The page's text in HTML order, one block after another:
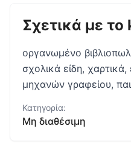
Σχετικά με το
οργανωμένο
σχολικά είδη,
μηχανών γραφείου,
Κατηγορία:
Μη διαθέσιμη